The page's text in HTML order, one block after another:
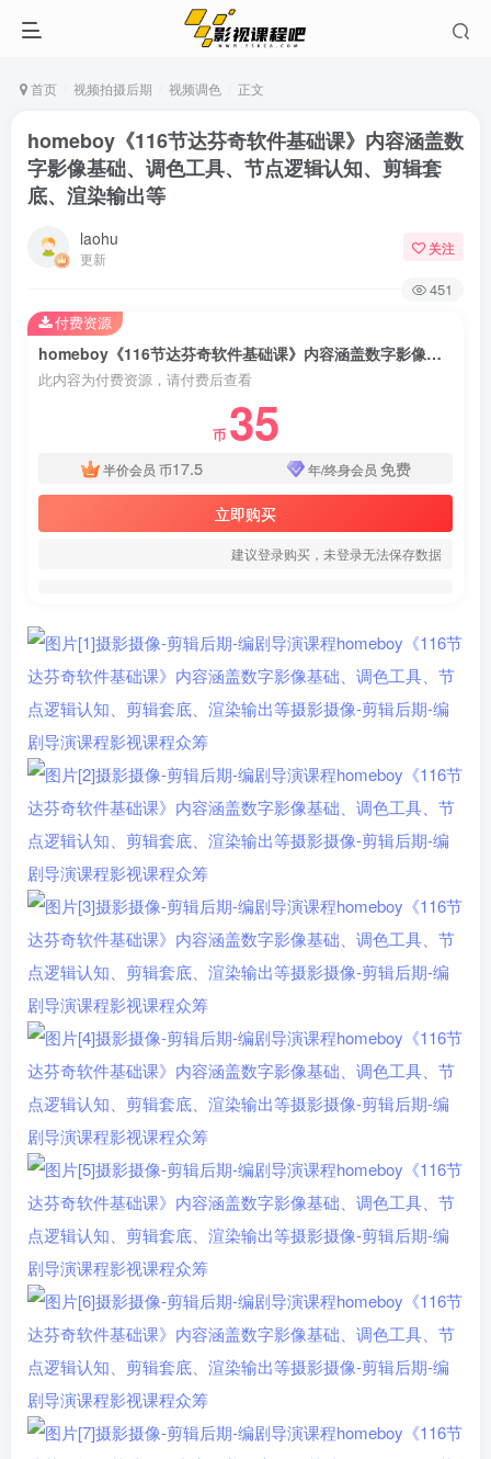
首页 视频拍摄后期 视频调色 正文
homeboy《116节达芬奇软件基础课》内容涵盖数
字影像基础、调色工具、节点逻辑认知、剪辑套
底、渲染输出等
laohu
更新
关注
451
homeboy《116节达芬奇软件基础课》内容涵盖数字影像基础、调色工具、节点逻辑认知、剪辑套底、渲染输出等
此内容为付费资源，请付费后查看
币 35
半价会员 币17.5 年/终身会员 免费
立即购买
建议登录购买，未登录无法保存数据
付费资源